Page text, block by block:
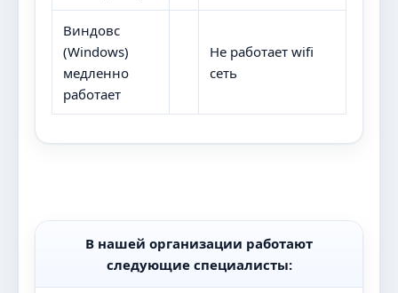
Виндовс
(Windows)
медленно
работает
Не работает wifi
сеть
В нашей организации работают
следующие специалисты: